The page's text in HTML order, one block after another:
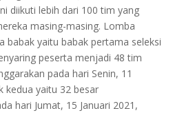
diikuti lebih dari 100 tim yang
masing-masing. Lomba
babak yaitu babak pertama seleksi
peserta menjadi 48 tim
pada hari Senin, 11
kedua yaitu 32 besar
hari Jumat, 15 Januari 2021,